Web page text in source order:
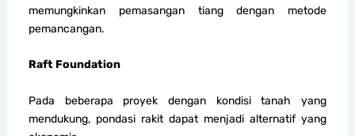
memungkinkan pemasangan tiang dengan metode
pemancangan.
Raft Foundation
Pada beberapa proyek dengan kondisi tanah yang
mendukung, pondasi rakit dapat menjadi alternatif yang